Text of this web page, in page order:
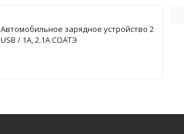
Автомобильное зарядное устройство 2
USB / 1А, 2.1А СОАТЭ